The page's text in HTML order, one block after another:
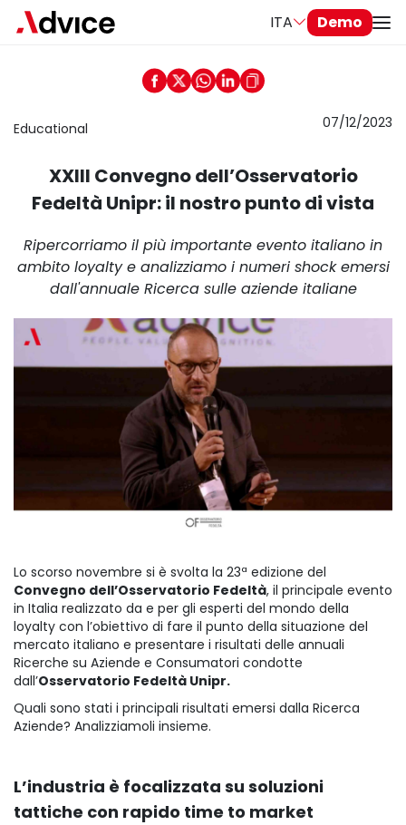
ITA Demo
Educational 07/12/2023
XXIII Convegno dell’Osservatorio
Fedeltà Unipr: il nostro punto di vista
Ripercorriamo il più importante evento italiano in
ambito loyalty e analizziamo i numeri shock emersi
dall'annuale Ricerca sulle aziende italiane
Lo scorso novembre si è svolta la 23ª edizione del
Convegno dell’Osservatorio Fedeltà, il principale evento
in Italia realizzato da e per gli esperti del mondo della
loyalty con l’obiettivo di fare il punto della situazione del
mercato italiano e presentare i risultati delle annuali
Ricerche su Aziende e Consumatori condotte
dall’Osservatorio Fedeltà Unipr.
Quali sono stati i principali risultati emersi dalla Ricerca
Aziende? Analizziamoli insieme.
L’industria è focalizzata su soluzioni
tattiche con rapido time to market